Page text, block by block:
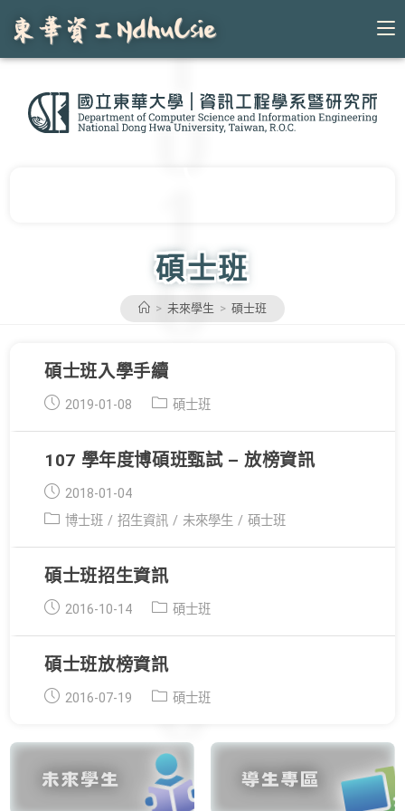
content
碩士班
> 未來學生 > 碩士班
碩士班入學手續
Post
2019-01-08 Post
碩士班
107 學年度博碩班甄試 – 放榜資訊
Post
published:
2018-01-04
Post
博士班 / 招生資訊 / 未來學生 / 碩士班
碩士班招生資訊
Post
2016-10-14Post
碩士班
碩士班放榜資訊
Post
2016-07-19 Post
碩士班